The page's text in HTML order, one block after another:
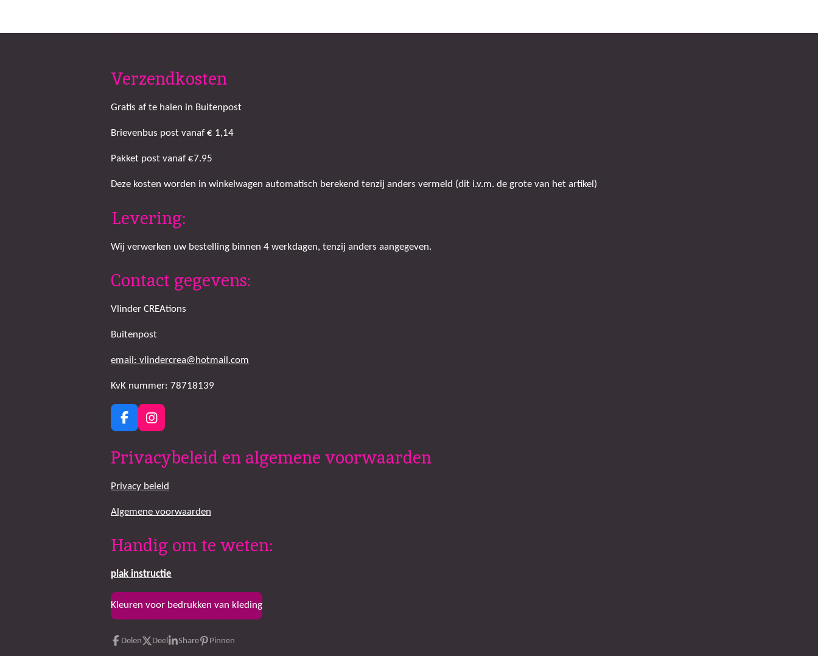
Verzendkosten
Gratis af te halen in Buitenpost
Brievenbus post vanaf € 1,14
Pakket post vanaf €7.95
Deze kosten worden in winkelwagen automatisch berekend tenzij anders vermeld (dit i.v.m. de grote van het artikel)
Levering:
Wij verwerken uw bestelling binnen 4 werkdagen, tenzij anders aangegeven.
Contact gegevens:
Vlinder CREAtions
Buitenpost
email: vlindercrea@hotmail.com
KvK nummer: 78718139
F
a
e
o
k
I
n
t
g
a
Privacybeleid en algemene voorwaarden
Privacy beleid
Algemene voorwaarden
Handig om te weten:
plak instructie
Kleuren voor bedrukken van kleding
Delen Deel Share Pinnen